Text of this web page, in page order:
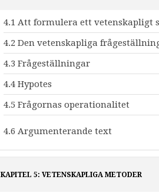
4.1 Att formulera ett vetenskapligt
4.2 Den vetenskapliga
4.3 Frågeställningar
4.4 Hypotes
4.5 Frågornas operationalitet
4.6 Argumenterande text
KAPITEL 5: VETENSKAPLIGA METODER